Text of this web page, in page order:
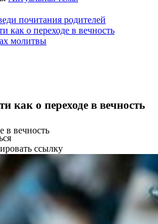
почитания родителей
как о переходе в вечность
молитвы
как о переходе в вечность
в вечность